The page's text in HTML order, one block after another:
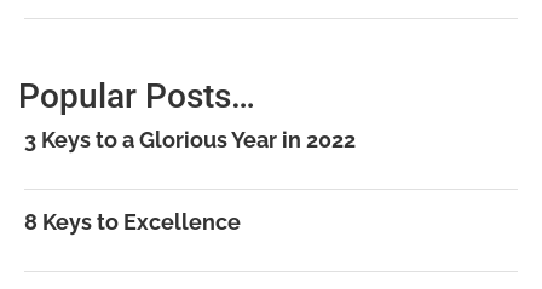
Popular Posts…
3 Keys to a Glorious Year in 2022
8 Keys to Excellence